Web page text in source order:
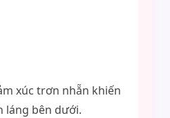
xúc trơn nhẵn khiến
láng bên dưới.